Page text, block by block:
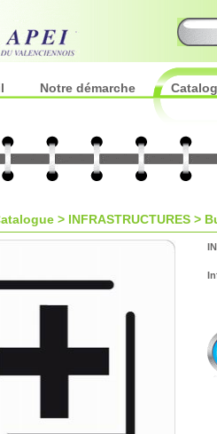
Notre démarche
> INFRASTRUCTURES >